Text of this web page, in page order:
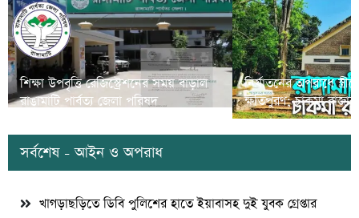
শিক্ষা উপবৃত্তি রেজিস্ট্রেশনের সময় বাড়াল
রাঙামাটি পার্বত্য জেলা পরিষদ
নির্যাতনের অপরাধে
ক্ষতিপুরণ; চাকমা
সর্বশেষ - আইন ও অপরাধ
খাগড়াছড়িতে ডিবি পুলিশের হাতে ইয়াবাসহ দুই যুবক গ্রেপ্তার